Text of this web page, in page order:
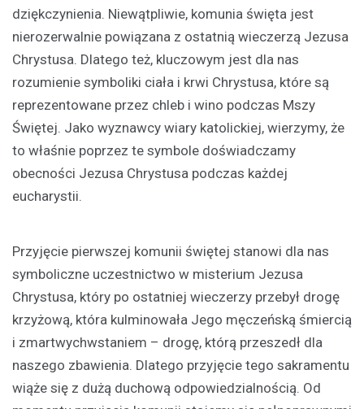
dziękczynienia. Niewątpliwie, komunia święta jest
nierozerwalnie powiązana z ostatnią wieczerzą Jezusa
Chrystusa. Dlatego też, kluczowym jest dla nas
rozumienie symboliki ciała i krwi Chrystusa, które są
reprezentowane przez chleb i wino podczas Mszy
Świętej. Jako wyznawcy wiary katolickiej, wierzymy, że
to właśnie poprzez te symbole doświadczamy
obecności Jezusa Chrystusa podczas każdej
eucharystii.
Przyjęcie pierwszej komunii świętej stanowi dla nas
symboliczne uczestnictwo w misterium Jezusa
Chrystusa, który po ostatniej wieczerzy przebył drogę
krzyżową, która kulminowała Jego męczeńską śmiercią
i zmartwychwstaniem – drogę, którą przeszedł dla
naszego zbawienia. Dlatego przyjęcie tego sakramentu
wiąże się z dużą duchową odpowiedzialnością. Od